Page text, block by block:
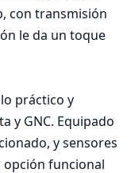
con transmisión
le da un toque
práctico y
y GNC. Equipado
y sensores
opción funcional